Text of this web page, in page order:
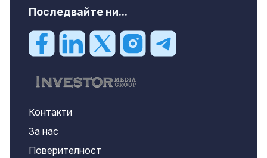
Последвайте ни...
Контакти
За нас
Поверителност